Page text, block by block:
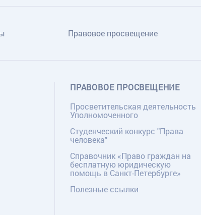
Правовое просвещение
ПРАВОВОЕ ПРОСВЕЩЕНИЕ
Просветительская деятельность
Уполномоченного
Студенческий конкурс "Права
человека"
Справочник «Право граждан на
бесплатную юридическую
помощь в Санкт-Петербурге»
Полезные ссылки